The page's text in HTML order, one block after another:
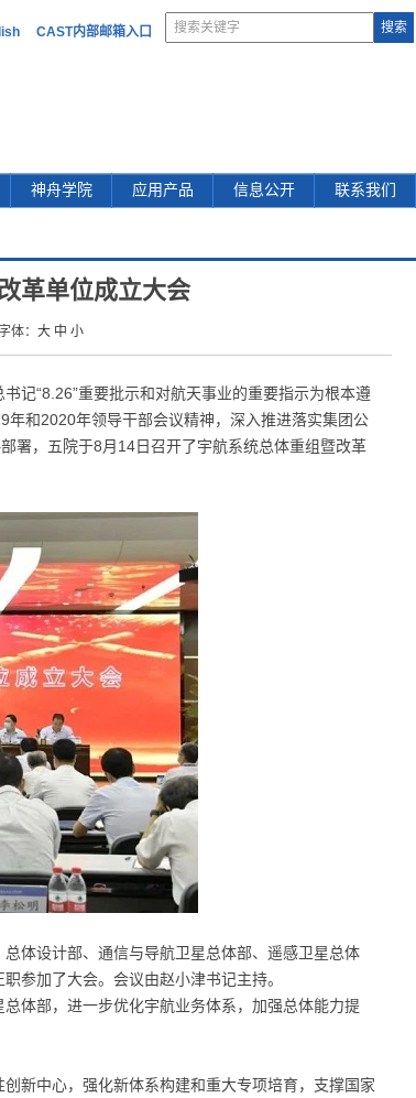
CAST内部邮箱入口
神舟学院 应用产品 信息公开 联系我们
革单位成立大会
体： 大 中 小
记“8.26”重要批示和对航天事业的重要指示为根本遵
和2020年领导干部会议精神，深入推进落实集团公
署，五院于8月14日召开了宇航系统总体重组暨改革
体设计部、通信与导航卫星总体部、遥感卫星总体
参加了大会。会议由赵小津书记主持。
体部，进一步优化宇航业务体系，加强总体能力提
新中心，强化新体系构建和重大专项培育，支撑国家